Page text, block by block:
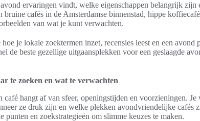
ervaringen vindt, welke eigenschappen belangrijk zijn
bruine cafés in de Amsterdamse binnenstad, hippe
van wat je kunt verwachten.
je lokale zoektermen inzet, recensies leest en een
de beste gezellige uitgaansplekken voor een geslaagde
te zoeken en wat te verwachten
café hangt af van sfeer, openingstijden en voorzieningen.
ze druk zijn en welke plekken avondvriendelijke cafés
punten en zoekstrategieën om slimme keuzes te maken.